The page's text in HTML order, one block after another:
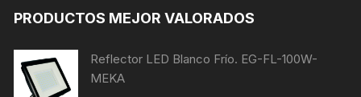
PRODUCTOS MEJOR VALORADOS
Reflector LED Blanco Frío. EG-FL-100W-
MEKA